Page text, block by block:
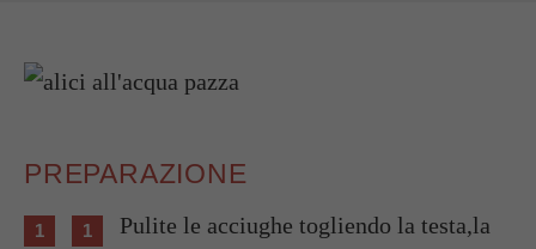
PREPARAZIONE
Pulite le acciughe togliendo la testa,la